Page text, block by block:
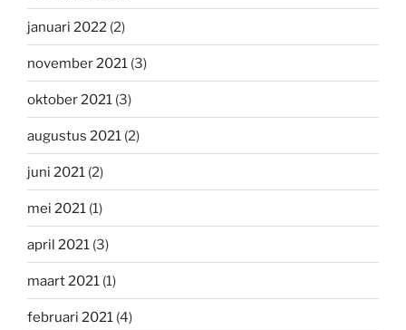
januari 2022 (2)
november 2021 (3)
oktober 2021 (3)
augustus 2021 (2)
juni 2021 (2)
mei 2021 (1)
april 2021 (3)
maart 2021 (1)
februari 2021 (4)